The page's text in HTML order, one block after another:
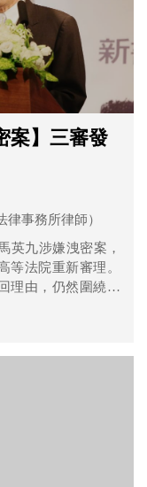
案】三審發
事務所律師）
英九涉嫌洩密案，
等法院重新審理。
理由，仍然圍繞在
有沒有侵害司法的